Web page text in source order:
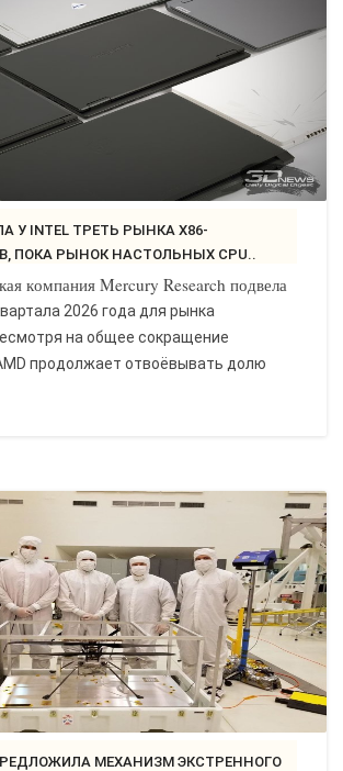
ПОКА РЫНОК НАСТОЛЬНЫХ CPU..
компания Mercury Research подвела
2026 года для рынка
на общее сокращение
продолжает отвоёвывать долю